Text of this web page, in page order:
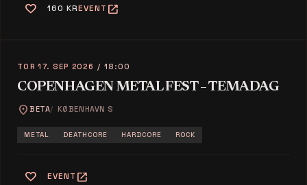
favorite 160 KREVENT open_in_new
TOR 17. SEP 2026 / 18:00
COPENHAGEN METAL FEST – TEMADAG
location_on BETA KØBENHAVN S
METAL DEATHCORE HARDCORE ROCK
favorite EVENT open_in_new